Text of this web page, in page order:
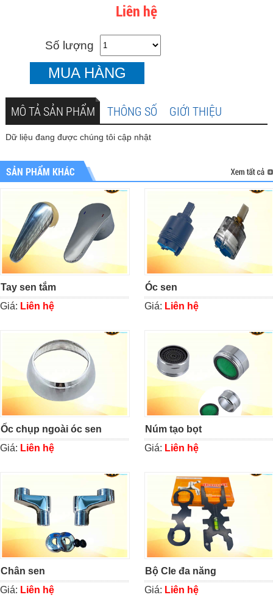
Liên hệ
Số lượng
MUA HÀNG
MÔ TẢ SẢN PHẨM THÔNG SỐ GIỚI THIỆU
Dữ liệu đang được chúng tôi cập nhật
SẢN PHẨM KHÁC
Tay sen tắm
Giá: Liên hệ
Óc sen
Giá: Liên hệ
Ốc chụp ngoài óc sen
Giá: Liên hệ
Núm tạo bọt
Giá: Liên hệ
Chân sen
Giá: Liên hệ
Bộ Cle đa năng
Giá: Liên hệ